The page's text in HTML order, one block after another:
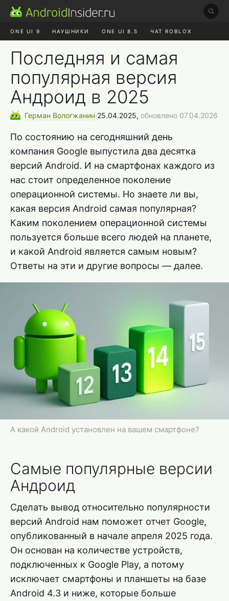
ONE UI 9 НАУШНИКИ ONE UI 8.5 ЧАТ ROBLOX
Последняя и самая
популярная версия
Андроид в 2025
Герман Вологжанин∙25.04.2025, обновлено 07.04.2026
По состоянию на сегодняшний день
компания Google выпустила два десятка
версий Android. И на смартфонах каждого из
нас стоит определенное поколение
операционной системы. Но знаете ли вы,
какая версия Android самая популярная?
Каким поколением операционной системы
пользуется больше всего людей на планете,
и какой Android является самым новым?
Ответы на эти и другие вопросы — далее.
А какой Android установлен на вашем смартфоне?
Самые популярные версии
Андроид
Сделать вывод относительно популярности
версий Android нам поможет отчет Google,
опубликованный в начале апреля 2025 года.
Он основан на количестве устройств,
подключенных к Google Play, а потому
исключает смартфоны и планшеты на базе
Android 4.3 и ниже, которые больше